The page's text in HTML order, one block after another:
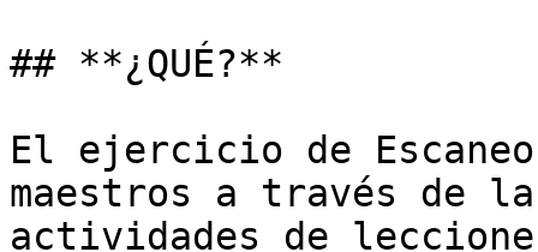
## **¿QUÉ?**
El ejercicio de
maestros a través de
actividades de